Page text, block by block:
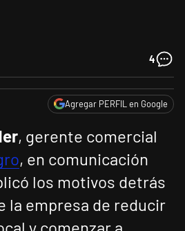
4
Agregar PERFIL en Google
, gerente comercial
, en comunicación
los motivos detrás
la empresa de reducir